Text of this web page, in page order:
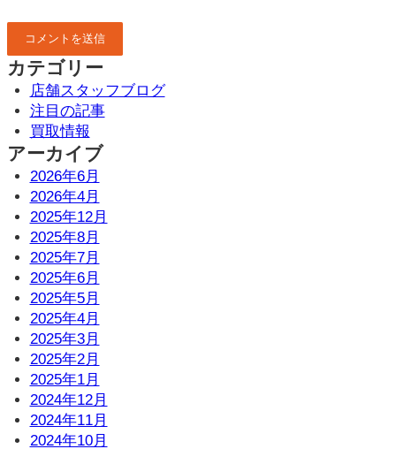
カテゴリー
店舗スタッフブログ
注目の記事
買取情報
アーカイブ
2026年6月
2026年4月
2025年12月
2025年8月
2025年7月
2025年6月
2025年5月
2025年4月
2025年3月
2025年2月
2025年1月
2024年12月
2024年11月
2024年10月